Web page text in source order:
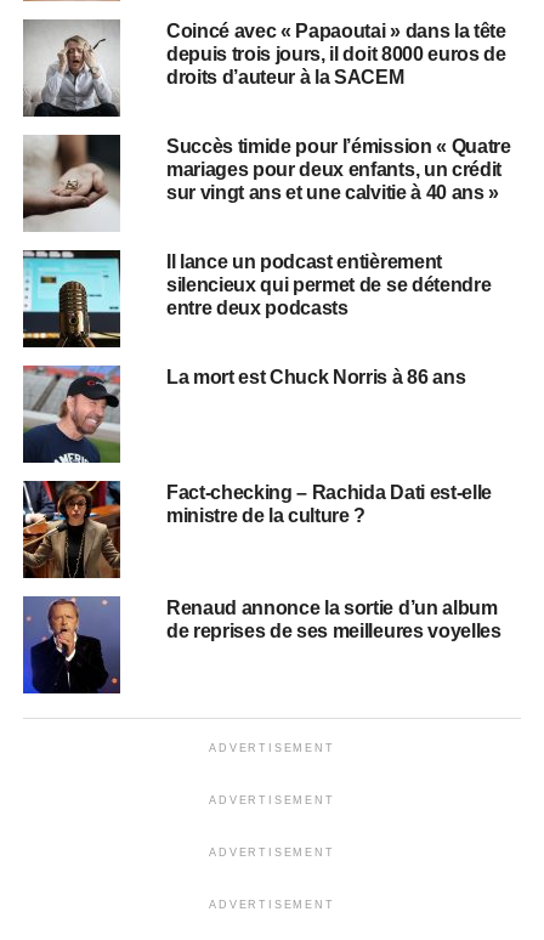
Coincé avec « Papaoutai » dans la tête
depuis trois jours, il doit 8000 euros de
droits d’auteur à la SACEM
Succès timide pour l’émission « Quatre
mariages pour deux enfants, un crédit
sur vingt ans et une calvitie à 40 ans »
Il lance un podcast entièrement
silencieux qui permet de se détendre
entre deux podcasts
La mort est Chuck Norris à 86 ans
Fact-checking – Rachida Dati est-elle
ministre de la culture ?
Renaud annonce la sortie d’un album
de reprises de ses meilleures voyelles
ADVERTISEMENT
ADVERTISEMENT
ADVERTISEMENT
ADVERTISEMENT